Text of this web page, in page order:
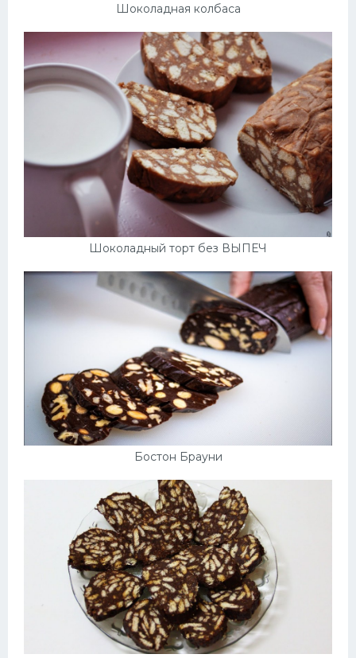
Шоколадная колбаса
Шоколадный торт без ВЫПЕЧ
Бостон Брауни